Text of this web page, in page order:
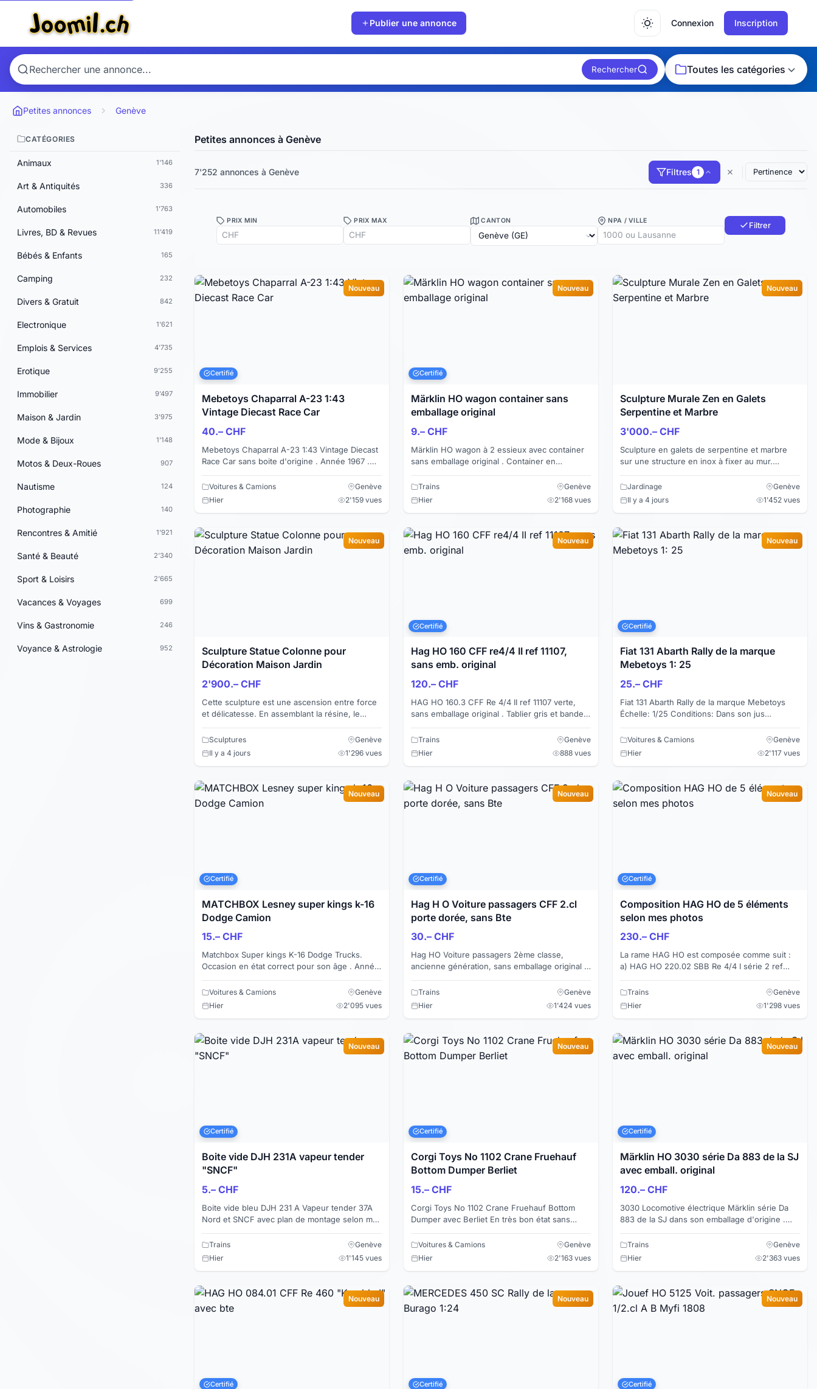
Publier une annonce Connexion Inscription
Rechercher Toutes les catégories
Petites annonces Genève
CATÉGORIES
Animaux 1'146
Art & Antiquités 336
Automobiles 1'763
Livres, BD & Revues 11'419
Bébés & Enfants 165
Camping 232
Divers & Gratuit 842
Electronique 1'621
Emplois & Services 4'735
Erotique 9'255
Immobilier 9'497
Maison & Jardin 3'975
Mode & Bijoux 1'148
Motos & Deux-Roues 907
Nautisme 124
Photographie 140
Rencontres & Amitié 1'921
Santé & Beauté 2'340
Sport & Loisirs 2'665
Vacances & Voyages 699
Vins & Gastronomie 246
Voyance & Astrologie 952
Petites annonces à Genève
7'252 annonces à Genève Filtres 1
PRIX MIN PRIX MAX CANTON NPA / VILLE Filtrer
Nouveau
Certifié
Mebetoys Chaparral A-23 1:43
Vintage Diecast Race Car
40.– CHF
Mebetoys Chaparral A-23 1:43 Vintage Diecast
Race Car sans boite d'origine . Année 1967 .
disponible) L...
Voitures & Camions
Genève
Hier
2'159 vues
Nouveau
Certifié
Märklin HO wagon container sans
emballage original
9.– CHF
Märklin HO wagon à 2 essieux avec container
sans emballage original . Container en
par ...
Trains
Genève
Hier
2'168 vues
Nouveau
Sculpture Murale Zen en Galets
Serpentine et Marbre
3'000.– CHF
Sculpture en galets de serpentine et marbre
sur une structure en inox à fixer au mur.
cm, largeur : 14...
Jardinage
Genève
Il y a 4 jours
1'452 vues
Nouveau
Sculpture Statue Colonne pour
Décoration Maison Jardin
2'900.– CHF
Cette sculpture est une ascension entre force
et délicatesse. En assemblant la résine, le
une harmon...
Sculptures
Genève
Il y a 4 jours
1'296 vues
Nouveau
Certifié
Hag HO 160 CFF re4/4 II ref 11107,
sans emb. original
120.– CHF
HAG HO 160.3 CFF Re 4/4 II ref 11107 verte,
sans emballage original . Tablier gris et bande
illustré) ...
Trains
Genève
Hier
888 vues
Nouveau
Certifié
Fiat 131 Abarth Rally de la marque
Mebetoys 1: 25
25.– CHF
Fiat 131 Abarth Rally de la marque Mebetoys
Échelle: 1/25 Conditions: Dans son jus
8630 Couleur: RED ...
Voitures & Camions
Genève
Hier
2'117 vues
Nouveau
Certifié
MATCHBOX Lesney super kings k-16
Dodge Camion
15.– CHF
Matchbox Super kings K-16 Dodge Trucks.
Occasion en état correct pour son âge . Année
de production : 1971 . Paiement par virement
bancaire (Twin...
Voitures & Camions
Genève
Hier
2'095 vues
Nouveau
Certifié
Hag H O Voiture passagers CFF 2.cl
porte dorée, sans Bte
30.– CHF
Hag HO Voiture passagers 2ème classe,
ancienne génération, sans emballage original .
Porte dorée, équipée avec l'aménagement
intérieur et inscri...
Trains
Genève
Hier
1'424 vues
Nouveau
Certifié
Composition HAG HO de 5 éléments
selon mes photos
230.– CHF
La rame HAG HO est composée comme suit :
a) HAG HO 220.02 SBB Re 4/4 I série 2 ref
10035 Biel sans emballage d'origine . Lampes
rondes, 2 gri...
Trains
Genève
Hier
1'298 vues
Nouveau
Certifié
Boite vide DJH 231A vapeur tender
"SNCF"
5.– CHF
Boite vide bleu DJH 231 A Vapeur tender 37A
Nord et SNCF avec plan de montage selon mes
pas dispo...
Trains
Genève
Hier
1'145 vues
Nouveau
Certifié
Corgi Toys No 1102 Crane Fruehauf
Bottom Dumper Berliet
15.– CHF
Corgi Toys No 1102 Crane Fruehauf Bottom
Dumper avec Berliet En très bon état sans
permet au contenu de...
Voitures & Camions
Genève
Hier
2'163 vues
Nouveau
Certifié
Märklin HO 3030 série Da 883 de la SJ
avec emball. original
120.– CHF
3030 Locomotive électrique Märklin série Da
883 de la SJ dans son emballage d'origine .
Axes 1C1 Illu...
Trains
Genève
Hier
2'363 vues
Nouveau
Certifié
Nouveau
Certifié
Nouveau
Certifié